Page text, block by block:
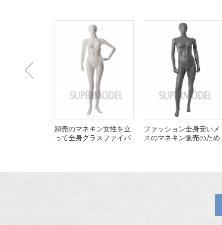
卸売のマネキン女性を立
って全身グラスファイバ
ファッション全身安いメ
スのマネキン販売のため